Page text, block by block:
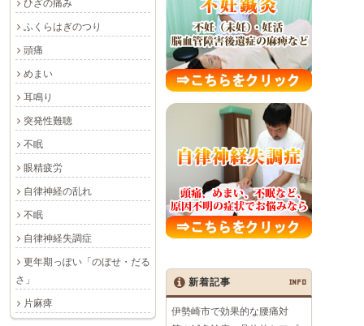
ひざの痛み
ふくらはぎのつり
頭痛
めまい
耳鳴り
突発性難聴
不眠
眼精疲労
自律神経の乱れ
不眠
自律神経失調症
更年期っぽい「のぼせ・だる
さ」
片麻痺
新着記事 INFO
伊勢崎市で効果的な腰痛対